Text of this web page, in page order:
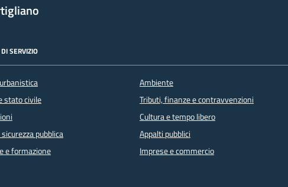
SERVIZIO
stato civile
pubblica
e formazione
Ambiente
Tributi, finanze e contravvenzioni
Cultura e tempo libero
Appalti pubblici
Imprese e commercio